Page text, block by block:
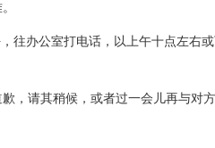
往办公室打电话，以上午十点左右
，请其稍候，或者过一会儿再与对